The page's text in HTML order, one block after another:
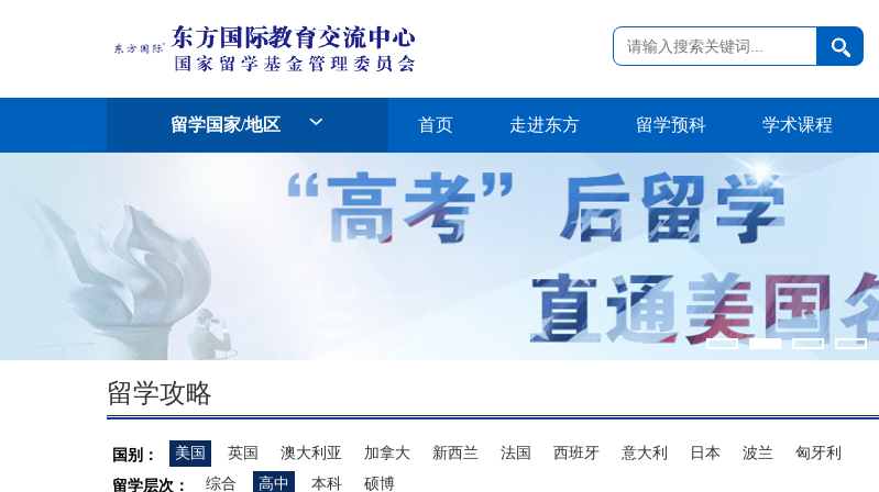
留学国家/地区 首页 走进东方 留学预科 学术课程
留学攻略
国别： 美国 英国 澳大利亚 加拿大 新西兰 法国 西班牙 意大利 日本 波兰
匈牙利
留学层次：
综合 高中 本科 硕博